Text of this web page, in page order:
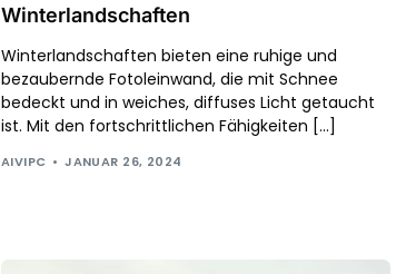
Winterlandschaften
Winterlandschaften bieten eine ruhige und
bezaubernde Fotoleinwand, die mit Schnee
bedeckt und in weiches, diffuses Licht getaucht
ist. Mit den fortschrittlichen Fähigkeiten […]
AIVIPC JANUAR 26, 2024